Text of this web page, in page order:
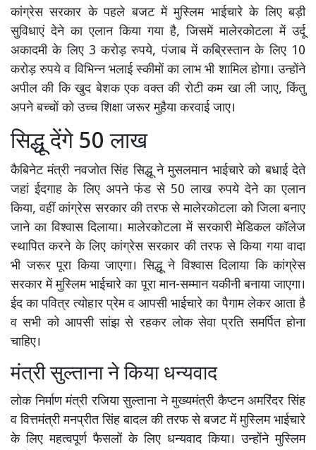
कांग्रेस सरकार के पहले बजट में मुस्लिम भाईचारे के लिए बड़ी
सुविधाएं देने का एलान किया गया है, जिसमें मालेरकोटला में उर्दू
अकादमी के लिए 3 करोड़ रुपये, पंजाब में कब्रिस्तान के लिए 10
करोड़ रुपये व विभिन्न भलाई स्कीमों का लाभ भी शामिल होगा। उन्होंने
अपील की कि खुद बेशक एक वक्त की रोटी कम खा ली जाए, किंतु
अपने बच्चों को उच्च शिक्षा जरूर मुहैया करवाई जाए।
सिद्धू देंगे 50 लाख
कैबिनेट मंत्री नवजोत सिंह सिद्धू ने मुसलमान भाईचारे को बधाई देते
जहां ईदगाह के लिए अपने फंड से 50 लाख रुपये देने का एलान
किया, वहीं कांग्रेस सरकार की तरफ से मालेरकोटला को जिला बनाए
जाने का विश्वास दिलाया। मालेरकोटला में सरकारी मेडिकल कॉलेज
स्थापित करने के लिए कांग्रेस सरकार की तरफ से किया गया वादा
भी जरूर पूरा किया जाएगा। सिद्धू ने विश्वास दिलाया कि कांग्रेस
सरकार में मुस्लिम भाईचारे का पूरा मान-सम्मान यकीनी बनाया जाएगा।
ईद का पवित्र त्योहार प्रेम व आपसी भाईचारे का पैगाम लेकर आता है
व सभी को आपसी सांझ से रहकर लोक सेवा प्रति समर्पित होना
चाहिए।
मंत्री सुल्ताना ने किया धन्यवाद
लोक निर्माण मंत्री रजिया सुल्ताना ने मुख्यमंत्री कैप्टन अमरिंदर सिंह
व वित्तमंत्री मनप्रीत सिंह बादल की तरफ से बजट में मुस्लिम भाईचारे
के लिए महत्वपूर्ण फैसलों के लिए धन्यवाद किया। उन्होंने मुस्लिम